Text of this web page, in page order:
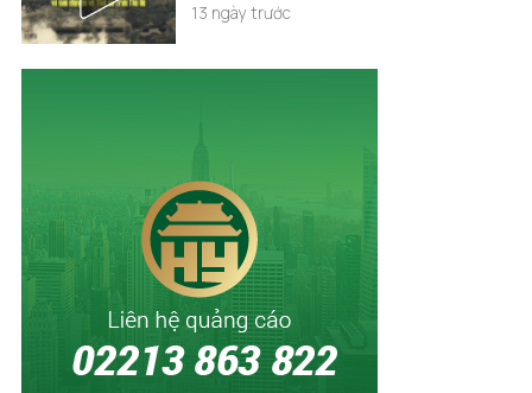
13 ngày trước